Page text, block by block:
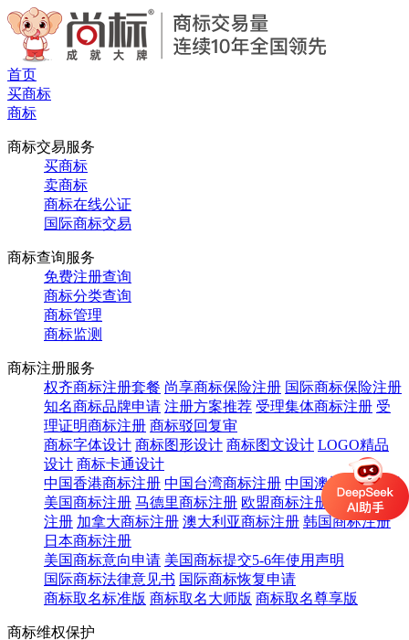
首页
买商标
商标
商标交易服务
买商标
卖商标
商标在线公证
国际商标交易
商标查询服务
免费注册查询
商标分类查询
商标管理
商标监测
商标注册服务
权齐商标注册套餐 尚享商标保险注册 国际商标保险注册
知名商标品牌申请 注册方案推荐 受理集体商标注册 受
理证明商标注册 商标驳回复审
商标字体设计 商标图形设计 商标图文设计 LOGO精品
设计 商标卡通设计
中国香港商标注册 中国台湾商标注册 中国澳门商标注册
美国商标注册 马德里商标注册 欧盟商标注册
英国商标
注册 加拿大商标注册 澳大利亚商标注册 韩国商标注册
日本商标注册
美国商标意向申请 美国商标提交5-6年使用声明
国际商标法律意见书 国际商标恢复申请
商标取名标准版 商标取名大师版 商标取名尊享版
商标维权保护